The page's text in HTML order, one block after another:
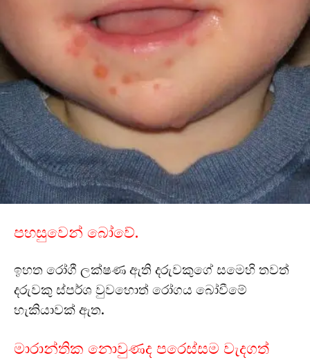
පහසුවෙන් බෝවේ.
ඉහත රෝගී ලක්ෂණ ඇති දරුවකුගේ සමෙහි තවත්
දරුවකු ස්පර්ශ වුවහොත් රෝගය බෝවීමේ
හැකියාවක් ඇත.
මාරාන්තික නොවුණද පරෙස්සම වැදගත්